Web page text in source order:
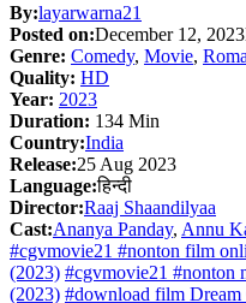
By:layarwarna21
Posted on:December 12, 2023
Genre: Comedy, Movie,
Quality: HD
Year: 2023
Duration: 134 Min
Country:India
Release:25 Aug 2023
Language:हिन्दी
Director:Raaj Shaandilyaa
Cast:Ananya Panday, Annu
#cgvmovie21 #nonton film
(2023) #cgvmovie21 #nonton
(2023) #download film